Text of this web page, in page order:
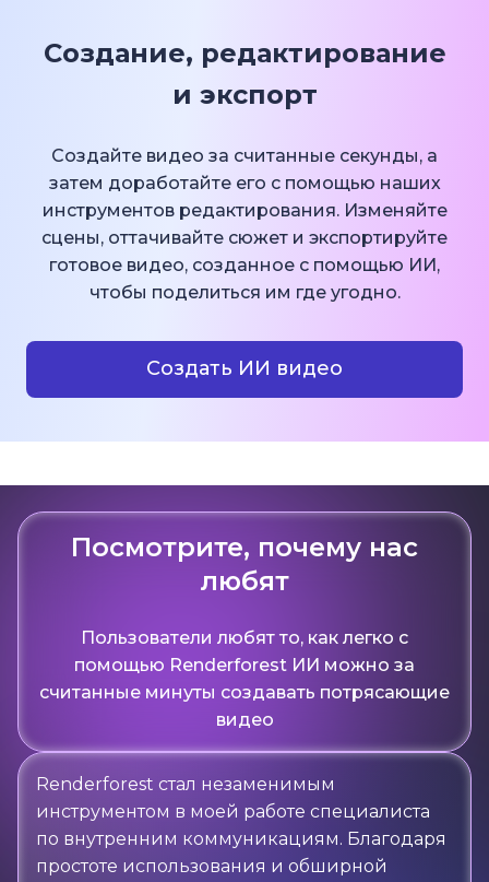
Создание, редактирование
и экспорт
Создайте видео за считанные секунды, а
затем доработайте его с помощью наших
инструментов редактирования. Изменяйте
сцены, оттачивайте сюжет и экспортируйте
готовое видео, созданное с помощью ИИ,
чтобы поделиться им где угодно.
Создать ИИ видео
Посмотрите, почему нас
любят
Пользователи любят то, как легко с
помощью Renderforest ИИ можно за
считанные минуты создавать потрясающие
видео
Renderforest стал незаменимым
инструментом в моей работе специалиста
по внутренним коммуникациям. Благодаря
простоте использования и обширной